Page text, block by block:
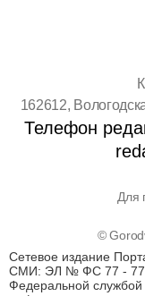
162612,
Телефон
Для
©
Сетевое издание
СМИ: ЭЛ № ФС 77 -
Федеральной службой